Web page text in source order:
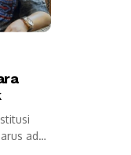
ada